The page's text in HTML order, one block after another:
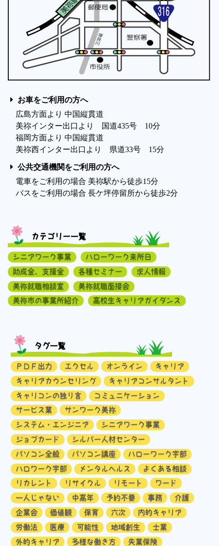
お車をご利用の方へ
広島方面より 中国縦貫道
美祢インター出口より 国道435号 10分
福岡方面より 中国縦貫道
美祢西インター出口より 県道33号 15分
公共交通機関をご利用の方へ
電車をご利用の場合 美祢駅から徒歩15分
バスをご利用の場合 長ケ坪停留所から徒歩2分
カテゴリー一覧
シニアワーク事業
ハローワーク来所日
助成金、支援金
各種セミナー
求人情報
美祢就職相談室
美祢就職面接会
美祢市の事業所紹介
高校生キャリアガイダンス
タグ一覧
ＰＤＦ出力 エクセル オンライン
キャリア
キャリアカウンセリング
キャリアコンサルタント
キャリコンの独り言
コミュニケーション
サービス業
サンワーク美祢
システム・エンジニア
シニアワーク事業
ジョブカード
シルバー人材センター
パソコン全般
パソコン講座
ハローワーク宇部
ハロワーク宇部
メンタルヘルス
よくある相談
リカレント
リサイクル リモート
ワード
一人じゃない
中高年 予約不要 事務
介護
企業会
価値観 保育 六次
内的キャリア
労働法
医療 可能性 地域創生
士業
外的キャリア
多様な働き方
失業保険